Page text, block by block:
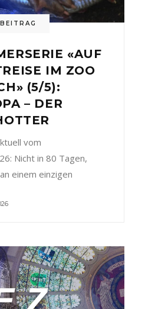
«AUF
IM ZOO
(5/5):
– DER
vom
Nicht in 80 Tagen,
einem einzigen